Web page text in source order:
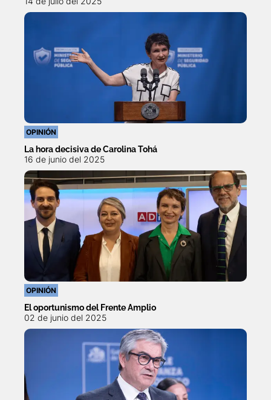
OPINIÓN
La hora decisiva de Carolina Tohá
16 de junio del 2025
OPINIÓN
El oportunismo del Frente Amplio
02 de junio del 2025